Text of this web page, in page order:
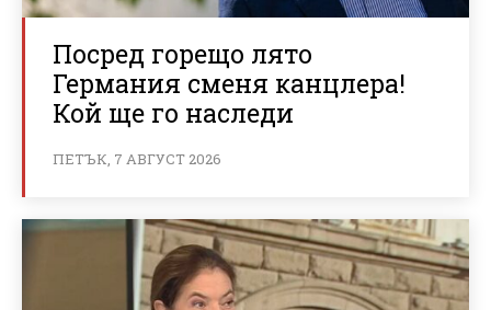
Посред горещо лято
Германия сменя канцлера!
Кой ще го наследи
ПЕТЪК, 7 АВГУСТ 2026